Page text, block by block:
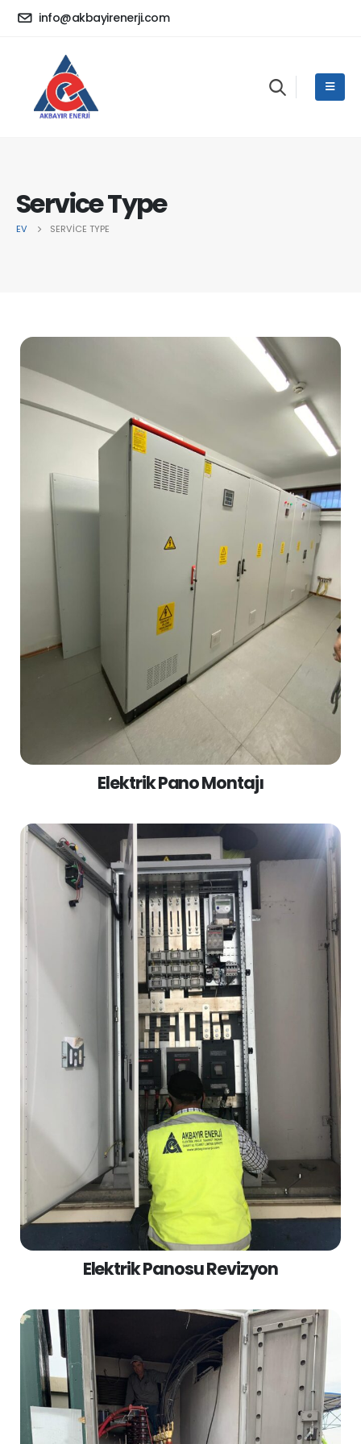
info@akbayirenerji.com
Service Type
EV SERVICE TYPE
Elektrik Pano Montajı
Elektrik Panosu Revizyon